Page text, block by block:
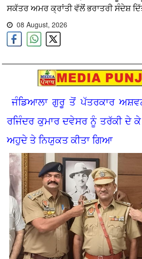
ਸਕੱਤਰ ਅਮਰ ਕ੍ਰਾਂਤੀ ਵੱਲੋਂ ਭਰਾਤਰੀ ਸੰਦੇਸ਼
08 August, 2026
ਜੰਡਿਆਲਾ ਗੁਰੂ ਤੋਂ ਪੱਤਰਕਾਰ
ਰਜਿੰਦਰ ਕੁਮਾਰ ਦਵੇਸਰ ਨੂੰ ਤਰੱਕੀ
ਅਹੁਦੇ ਤੇ ਨਿਯੁਕਤ ਕੀਤਾ ਗਿਆ